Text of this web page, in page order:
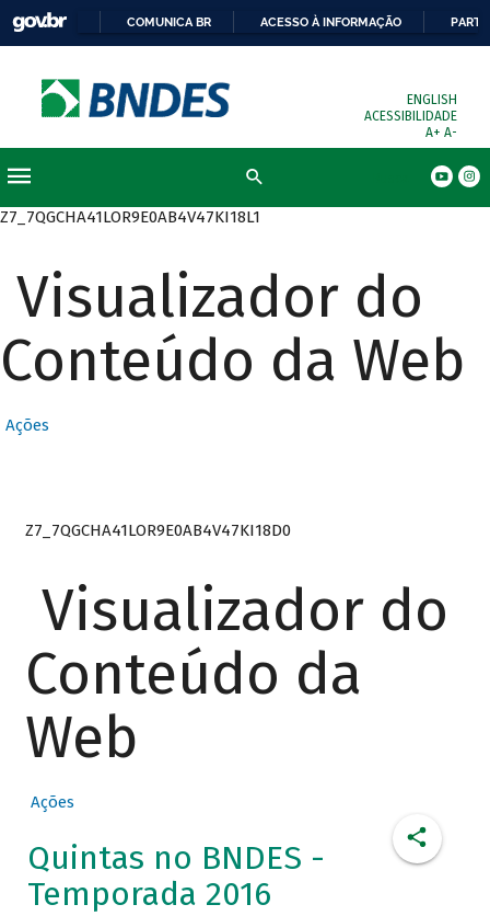
COMUNICA BR ACESSO À INFORMAÇÃO
ENGLISH
ACESSIBILIDADE
A+ A-
Z7_7QGCHA41LOR9E0AB4V47KI18L1
Visualizador do
Conteúdo da Web
Ações
Z7_7QGCHA41LOR9E0AB4V47KI18D0
Visualizador do
Conteúdo da
Web
Ações
Quintas no BNDES -
Temporada 2016